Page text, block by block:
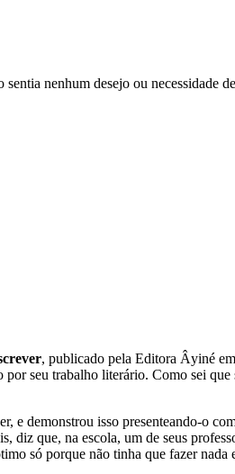
sentia nenhum desejo ou necessidade
, publicado pela Editora Âyiné
seu trabalho literário. Como sei que
e demonstrou isso presenteando-o
diz que, na escola, um de seus
só porque não tinha que fazer